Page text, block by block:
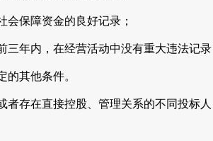
会保障资金的良好记录；
三年内，在经营活动中没有重大违法记
的其他条件。
者存在直接控股、管理关系的不同投标